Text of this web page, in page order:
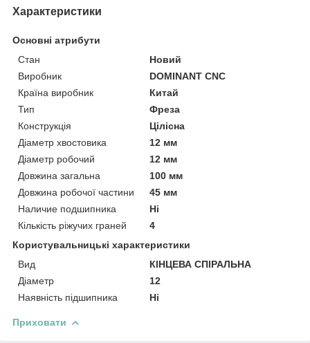
Характеристики
Основні атрибути
Стан
Новий
Виробник
DOMINANT CNC
Країна виробник
Китай
Тип
Фреза
Конструкція
Цілісна
Діаметр хвостовика
12 мм
Діаметр робочий
12 мм
Довжина загальна
100 мм
Довжина робочої частини
45 мм
Наличие подшипника
Ні
Кількість ріжучих граней
4
Користувальницькі характеристики
Вид
КІНЦЕВА СПІРАЛЬНА
Діаметр
12
Наявність підшипника
Ні
Приховати